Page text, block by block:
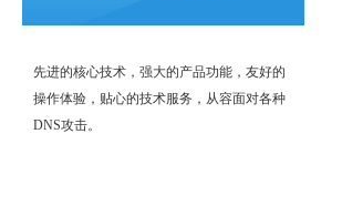
先进的核心技术，强大的产品功能，友好的
操作体验，贴心的技术服务，从容面对各种
DNS攻击。